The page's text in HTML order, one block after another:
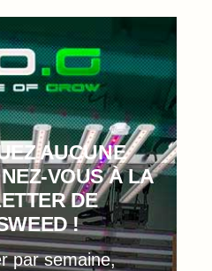
AUCUNE
VOUS À LA
DE
!
par semaine,